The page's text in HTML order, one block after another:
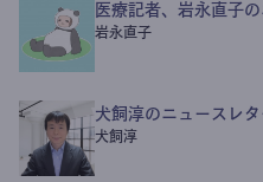
医療記者、岩永直子
岩永直子
犬飼淳のニュースレタ
犬飼淳